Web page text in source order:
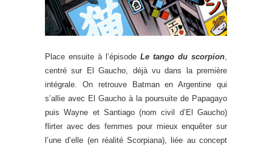
Place ensuite à l’épisode Le tango du scorpion,
centré sur El Gaucho, déjà vu dans la première
intégrale. On retrouve Batman en Argentine qui
s’allie avec El Gaucho à la poursuite de Papagayo
puis Wayne et Santiago (nom civil d’El Gaucho)
flirter avec des femmes pour mieux enquêter sur
l’une d’elle (en réalité Scorpiana), liée au concept